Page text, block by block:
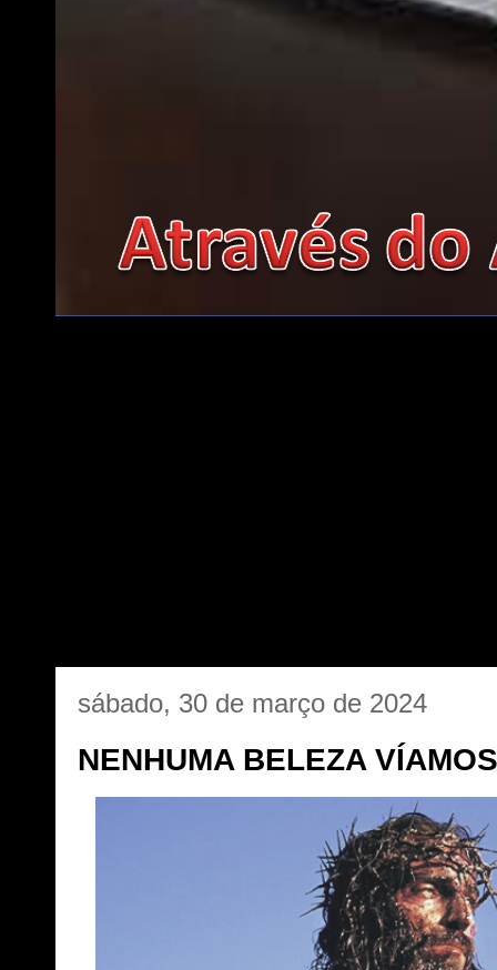
sábado, 30 de março de 2024
NENHUMA BELEZA